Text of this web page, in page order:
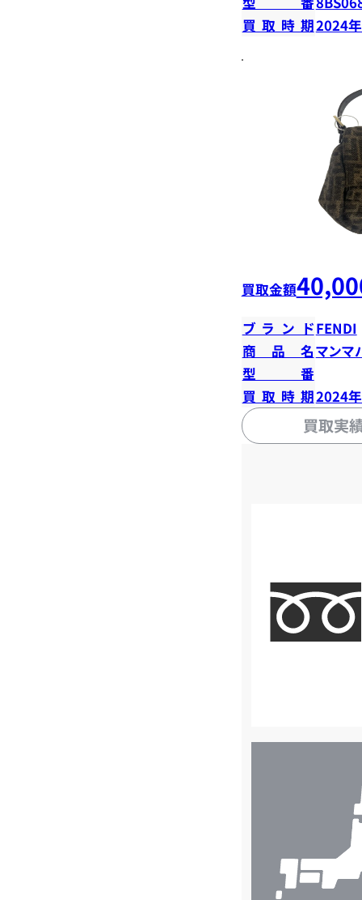
買取時期2024
買取金額
ブランドFENDI
商品名マンマ
型番
買取時期2024
買取実